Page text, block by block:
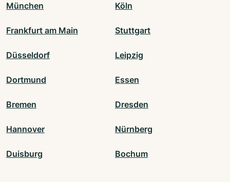
München Köln
Frankfurt am Main Stuttgart
Düsseldorf Leipzig
Dortmund Essen
Bremen Dresden
Hannover Nürnberg
Duisburg Bochum